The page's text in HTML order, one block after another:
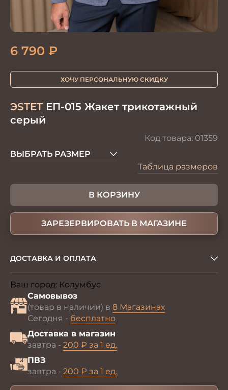
ЭSTET ЕП-015 Жакет трикотажный
серый
Код товара: 01359
6 790 ₽
ХОЧУ ПЕРСОНАЛЬНУЮ СКИДКУ
ВЫБРАТЬ РАЗМЕР
Таблица размеров
В КОРЗИНУ
ЗАРЕЗЕРВИРОВАТЬ В МАГАЗИНЕ
ДОСТАВКА И ОПЛАТА
Ваш город: Колумбус
Самовывоз
(товар в наличии) в 8 Магазинах
Сегодня - бесплатно
Доставка в магазин
завтра - 200 ₽ за 1 ед.
ПВЗ
завтра - 200 ₽ за 1 ед.